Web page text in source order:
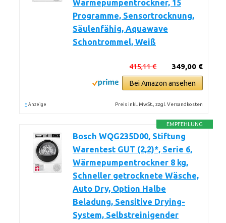
Wärmepumpentrockner, 15
Programme, Sensortrocknung,
Säulenfähig, Aquawave
Schontrommel, Weiß
349,00 €
415,11 €
Bei Amazon ansehen
* Anzeige Preis inkl. MwSt., zzgl. Versandkosten
EMPFEHLUNG
Bosch WQG235D00, Stiftung
Warentest GUT (2,2)*, Serie 6,
Wärmepumpentrockner 8 kg,
Schneller getrocknete Wäsche,
Auto Dry, Option Halbe
Beladung, Sensitive Drying-
System, Selbstreinigender